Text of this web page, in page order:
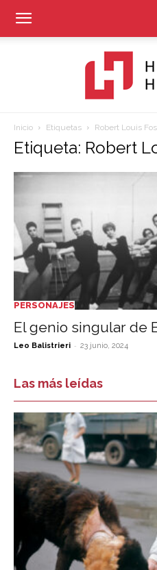
Inicio Etiquetas Robert Louis
Etiqueta: Robert
PERSONAJES
El genio singular de
Leo Balistrieri - 23 junio, 2024
Las más leídas